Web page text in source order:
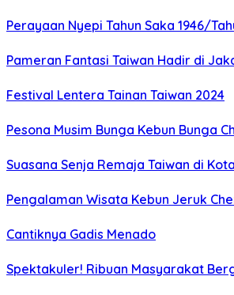
Perayaan Nyepi Tahun Saka 1946/
Pameran Fantasi Taiwan Hadir di
Festival Lentera Tainan Taiwan 2024
Pesona Musim Bunga Kebun Bunga
Suasana Senja Remaja Taiwan di
Pengalaman Wisata Kebun Jeruk
Cantiknya Gadis Menado
Spektakuler! Ribuan Masyarakat